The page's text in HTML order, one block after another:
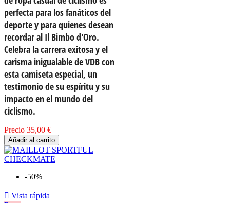
perfecta para los fanáticos del
deporte y para quienes desean
recordar al Il Bimbo d'Oro.
Celebra la carrera exitosa y el
carisma inigualable de VDB con
esta camiseta especial, un
testimonio de su espíritu y su
impacto en el mundo del
ciclismo.
Precio 35,00 €
Añadir al carrito
-50%
 Vista rápida